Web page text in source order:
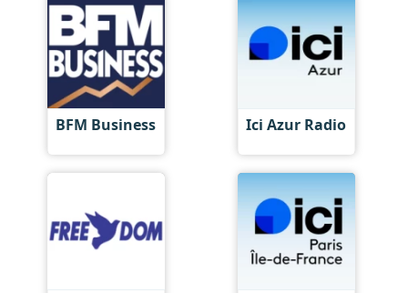
BFM Business Ici Azur Radio